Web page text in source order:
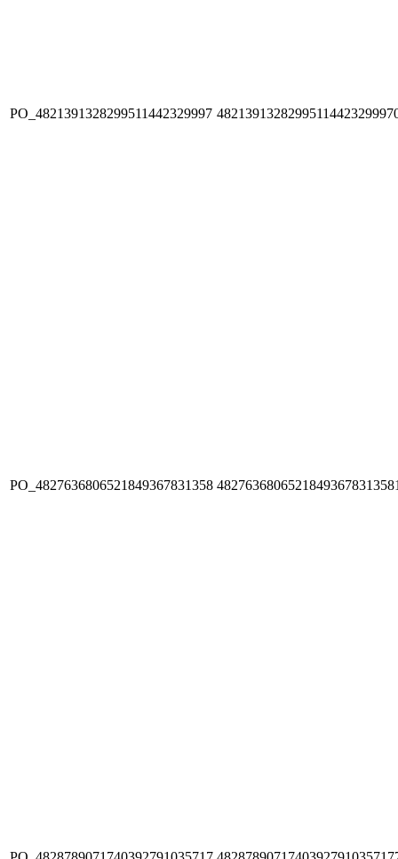
PO_4821391328299511442329997
PO_4827636806521849367831358